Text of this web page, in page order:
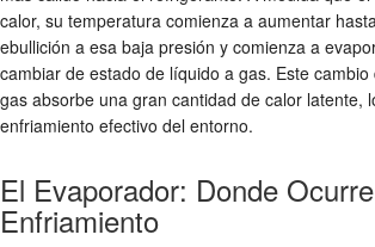
calor, su temperatura comienza a aumentar
ebullición a esa baja presión y comienza a
cambiar de estado de líquido a gas. Este
gas absorbe una gran cantidad de calor latente,
enfriamiento efectivo del entorno.
El Evaporador: Donde
Enfriamiento